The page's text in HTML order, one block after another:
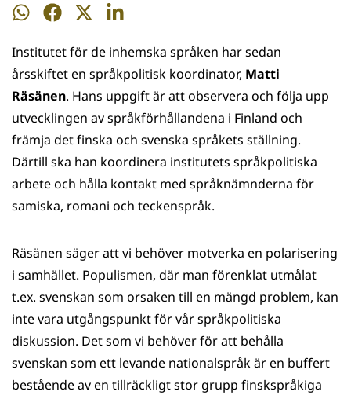
Dela
WhatsApp
Dela
Facebook
Dela
Twitter
Dela
LinkedIn
Institutet för de inhemska språken har sedan
årsskiftet en språkpolitisk koordinator, Matti
Räsänen. Hans uppgift är att observera och följa upp
utvecklingen av språkförhållandena i Finland och
främja det finska och svenska språkets ställning.
Därtill ska han koordinera institutets språkpolitiska
arbete och hålla kontakt med språknämnderna för
samiska, romani och teckenspråk.
Räsänen säger att vi behöver motverka en polarisering
i samhället. Populismen, där man förenklat utmålat
t.ex. svenskan som orsaken till en mängd problem, kan
inte vara utgångspunkt för vår språkpolitiska
diskussion. Det som vi behöver för att behålla
svenskan som ett levande nationalspråk är en buffert
bestående av en tillräckligt stor grupp finskspråkiga